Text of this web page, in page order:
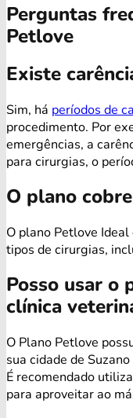
Perguntas
Petlove
Existe
Sim, há períodos de
procedimento. Por
emergências, a
para cirurgias, o
O plano
O plano Petlove
tipos de cirurgias,
Posso usar o
clínica
O Plano Petlove
sua cidade de
É recomendado
para aproveitar ao